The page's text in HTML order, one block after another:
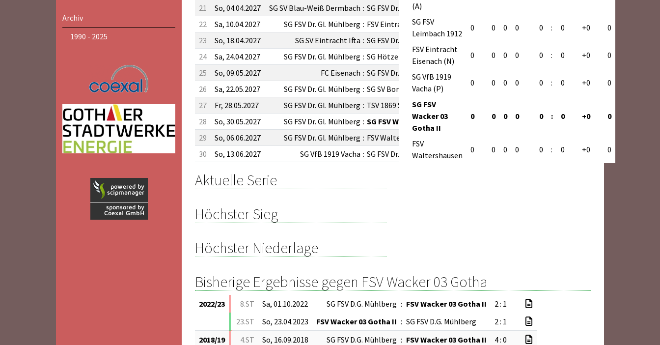
Archiv
1990 - 2025
21
So, 04.04.2027 SG SV Blau-Weiß Dermbach : SG FSV Dr. Gl. Mühlberg
22
Sa, 10.04.2027 SG FSV Dr. Gl. Mühlberg : FSV Eintracht Eisenach
23
So, 18.04.2027 SG SV Eintracht Ifta : SG FSV Dr. Gl. Mühlberg
24
Sa, 24.04.2027 SG FSV Dr. Gl. Mühlberg : SG Hötzelsroda
25
So, 09.05.2027 FC Eisenach : SG FSV Dr. Gl. Mühlberg
26
Sa, 22.05.2027 SG FSV Dr. Gl. Mühlberg : SG SV Borsch 1925 II
27
Fr, 28.05.2027 SG FSV Dr. Gl. Mühlberg : TSV 1869 Sundhausen
28
So, 30.05.2027 SG FSV Dr. Gl. Mühlberg : SG FSV Wacker 03 Gotha II
29
So, 06.06.2027 SG FSV Dr. Gl. Mühlberg : FSV Waltershausen
30
So, 13.06.2027 SG VfB 1919 Vacha : SG FSV Dr. Gl. Mühlberg
(A)
SG FSV
Leimbach 1912
0 0 0 0 0 : 0 +0 0
FSV Eintracht
Eisenach (N)
0 0 0 0 0 : 0 +0 0
SG VfB 1919
Vacha (P)
0 0 0 0 0 : 0 +0 0
SG FSV
Wacker 03
Gotha II
0 0 0 0 0 : 0 +0 0
FSV
Waltershausen
0 0 0 0 0 : 0 +0 0
Aktuelle Serie
Höchster Sieg
Höchster Niederlage
Bisherige Ergebnisse gegen FSV Wacker 03 Gotha
2022/23 8.ST Sa, 01.10.2022 SG FSV D.G. Mühlberg : FSV Wacker 03 Gotha II
2 : 1
23.ST
So, 23.04.2023 FSV Wacker 03 Gotha II : SG FSV D.G. Mühlberg
2 : 1
2018/19
4.ST So, 16.09.2018 SG FSV D.G. Mühlberg : FSV Wacker 03 Gotha II
4 : 0